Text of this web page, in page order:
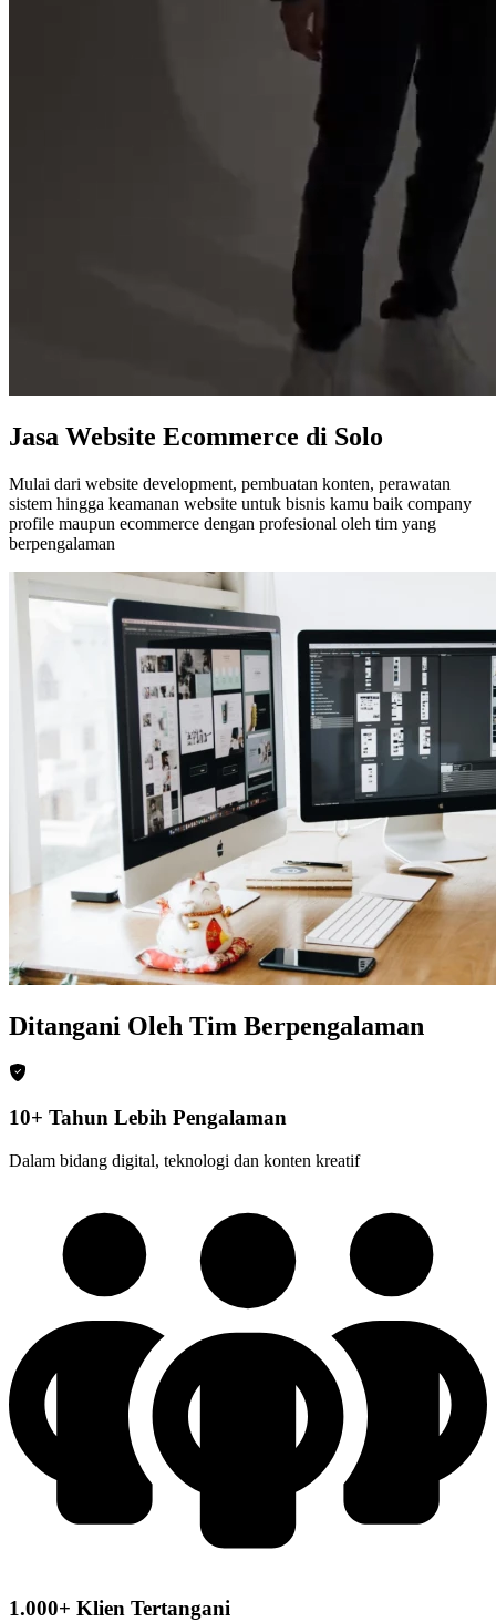
Jasa Website Ecommerce di Solo
Mulai dari website development, pembuatan konten, perawatan
sistem hingga keamanan website untuk bisnis kamu baik company
profile maupun ecommerce dengan profesional oleh tim yang
berpengalaman
Ditangani Oleh Tim Berpengalaman
10+ Tahun Lebih Pengalaman
Dalam bidang digital, teknologi dan konten kreatif
1.000+ Klien Tertangani